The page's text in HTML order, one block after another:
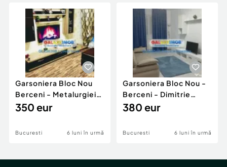
Servicii
Animale de companie
Afaceri și echipamente profesionale
Inchiriere Bunuri si Vehicule
Utilaje agricole si industriale
Piese auto si accesorii
Dacia Duster
Garsoniera Bloc Nou
Berceni - Metalurgiei
Park - Postalionul
350 eur
Bucuresti 6 luni în urmă
Garsoniera Bloc Nou -
Berceni - Dimitrie
Leonida
380 eur
Bucuresti 6 luni în urmă